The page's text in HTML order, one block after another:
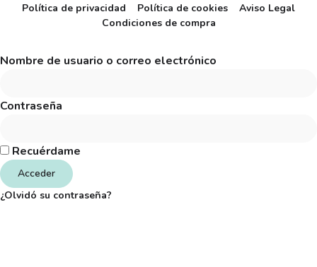
Política de privacidad
Política de cookies
Aviso Legal
Condiciones de compra
Nombre de usuario o correo electrónico
Contraseña
Recuérdame
Acceder
¿Olvidó su contraseña?